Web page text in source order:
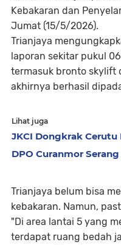
Kebakaran dan
Jumat (15/5/2026).
Trianjaya
laporan sekitar pukul
termasuk bronto skylift
akhirnya berhasil
Lihat juga
JKCI Dongkrak Cerutu
DPO Curanmor
Trianjaya belum bisa
kebakaran. Namun,
"Di area lantai 5 yang
terdapat ruang bedah